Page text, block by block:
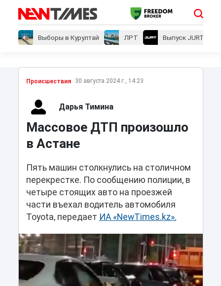
Выборы в Курултай ЛРТ Выпуск JURT
Проиcшествия 30 августа 2024 г., 14:23
Дарья Тимина
Массовое ДТП произошло
в Астане
Пять машин столкнулись на столичном
перекрестке. По сообщению полиции, в
четыре стоящих авто на проезжей
части въехал водитель автомобиля
Toyota, передает ИА «NewTimes.kz».